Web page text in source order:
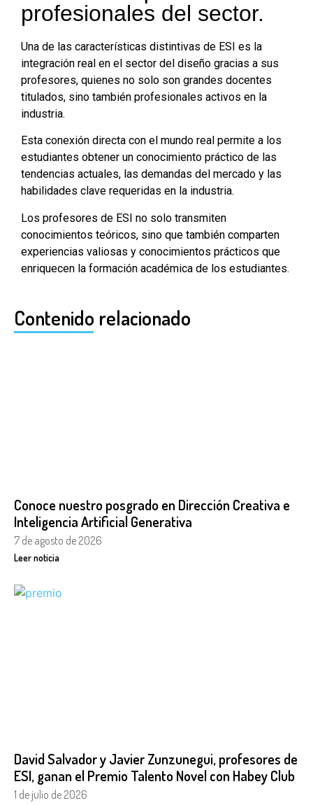
profesionales del sector.
Una de las características distintivas de ESI es la
integración real en el sector del diseño gracias a sus
profesores, quienes no solo son grandes docentes
titulados, sino también profesionales activos en la
industria.
Esta conexión directa con el mundo real permite a los
estudiantes obtener un conocimiento práctico de las
tendencias actuales, las demandas del mercado y las
habilidades clave requeridas en la industria.
Los profesores de ESI no solo transmiten
conocimientos teóricos, sino que también comparten
experiencias valiosas y conocimientos prácticos que
enriquecen la formación académica de los estudiantes.
Contenido relacionado
Conoce nuestro posgrado en Dirección Creativa e
Inteligencia Artificial Generativa
7 de agosto de 2026
Leer noticia
David Salvador y Javier Zunzunegui, profesores de
ESI, ganan el Premio Talento Novel con Habey Club
1 de julio de 2026